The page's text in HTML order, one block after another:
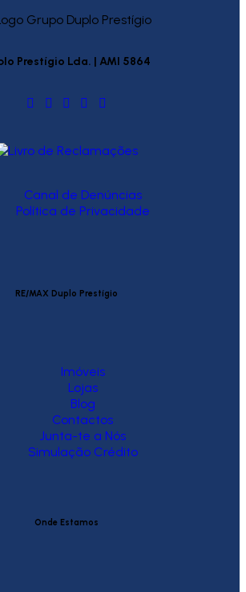
Prestígio Lda. | AMI 5864
Canal de Denúncias
Política de Privacidade
RE/MAX Duplo Prestígio
Imóveis
Lojas
Blog
Contactos
Junta-te a Nós
Simulação Crédito
Onde Estamos